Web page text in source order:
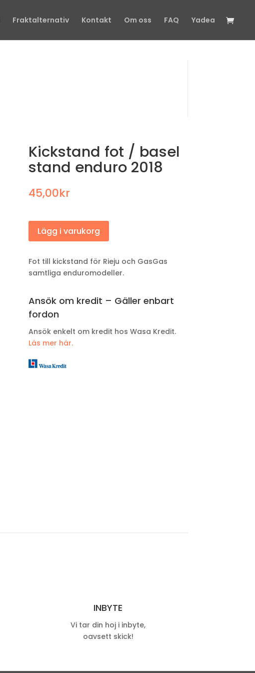
Fraktalternativ Kontakt Om oss FAQ Yadea
Kickstand fot / basel
stand enduro 2018
45,00kr
Lägg i varukorg
Fot till kickstand för Rieju och GasGas
samtliga enduromodeller.
Ansök om kredit – Gäller enbart
fordon
Ansök enkelt om kredit hos Wasa Kredit.
Läs mer här.
INBYTE
Vi tar din hoj i inbyte,
oavsett skick!